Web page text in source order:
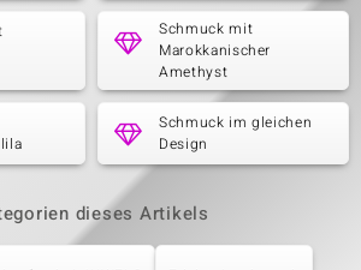
Schmuck mit
Marokkanischer
Amethyst
Schmuck im gleichen
Design
dieses Artikels